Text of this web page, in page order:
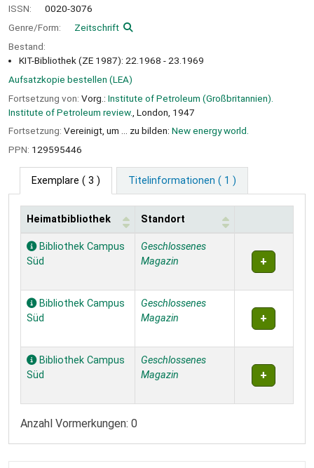
ISSN:
0020-3076
Genre/Form:
Zeitschrift
Bestand:
KIT-Bibliothek (ZE 1987): 22.1968 - 23.1969
Aufsatzkopie bestellen (LEA)
Fortsetzung von: Vorg.: Institute of Petroleum (Großbritannien).
Institute of Petroleum review. , London, 1947
Fortsetzung: Vereinigt, um ... zu bilden: New energy world.
PPN: 129595446
Exemplare ( 3 ) Titelinformationen ( 1 )
Exemplare
Heimatbibliothek Standort
Bibliothek Campus
Süd
Geschlossenes
Magazin
Bibliothek Campus
Süd
Geschlossenes
Magazin
Bibliothek Campus
Süd
Geschlossenes
Magazin
Anzahl Vormerkungen: 0